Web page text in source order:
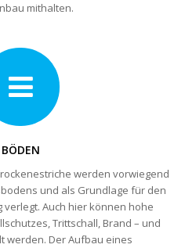
mithalten.
BÖDEN
werden vorwiegend
und als Grundlage für den
Auch hier können hohe
Trittschall, Brand – und
werden. Der Aufbau eines